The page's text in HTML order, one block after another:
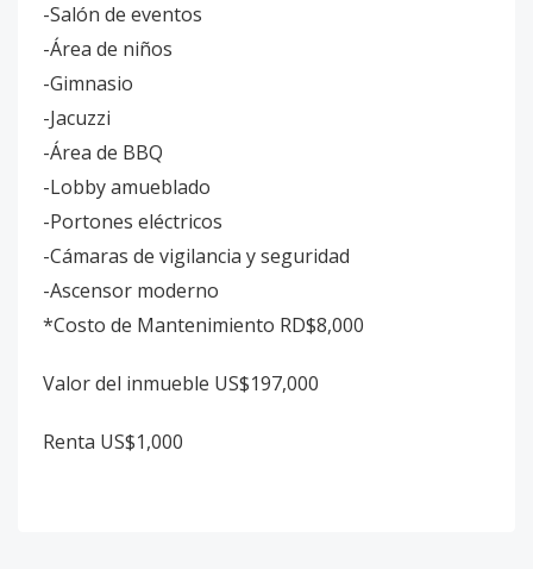
-Salón de eventos
-Área de niños
-Gimnasio
-Jacuzzi
-Área de BBQ
-Lobby amueblado
-Portones eléctricos
-Cámaras de vigilancia y seguridad
-Ascensor moderno
*Costo de Mantenimiento RD$8,000
Valor del inmueble US$197,000
Renta US$1,000